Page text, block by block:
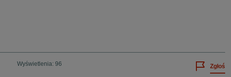
Wyświetlenia: 96 Zgłoś